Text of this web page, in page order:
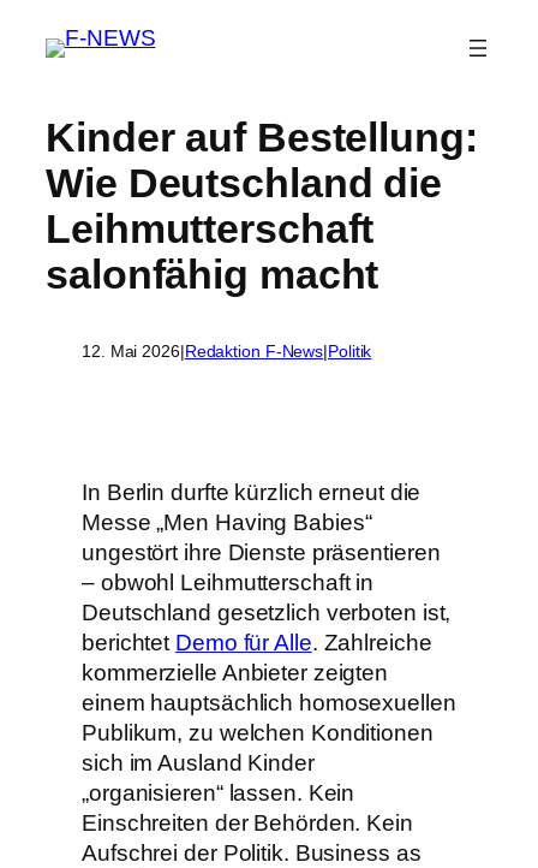
Kinder auf Bestellung:
Wie Deutschland die
Leihmutterschaft
salonfähig macht
12. Mai 2026|Redaktion F-News|Politik
In Berlin durfte kürzlich erneut die
Messe „Men Having Babies“
ungestört ihre Dienste präsentieren
– obwohl Leihmutterschaft in
Deutschland gesetzlich verboten ist,
berichtet Demo für Alle. Zahlreiche
kommerzielle Anbieter zeigten
einem hauptsächlich homosexuellen
Publikum, zu welchen Konditionen
sich im Ausland Kinder
„organisieren“ lassen. Kein
Einschreiten der Behörden. Kein
Aufschrei der Politik. Business as